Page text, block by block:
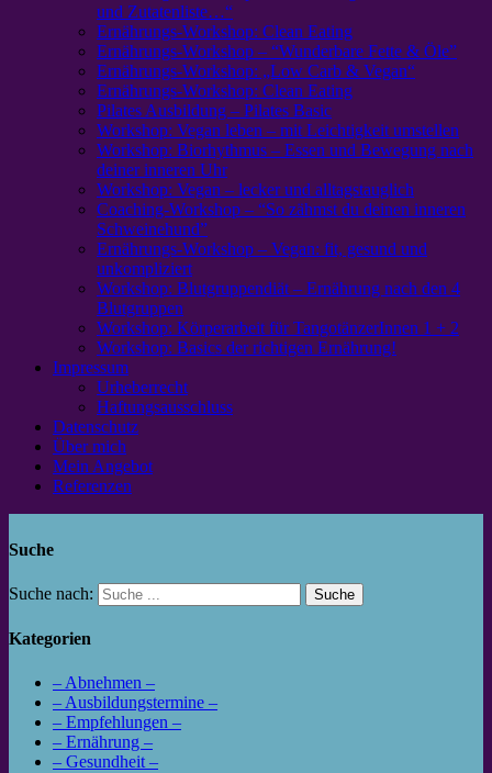
und Zutatenliste…“
Ernährungs-Workshop: Clean Eating
Ernährungs-Workshop – “Wunderbare Fette & Öle”
Ernährungs-Workshop: „Low Carb & Vegan“
Ernährungs-Workshop: Clean Eating
Pilates Ausbildung – Pilates Basic
Workshop: Vegan leben – mit Leichtigkeit umstellen
Workshop: Biorhythmus – Essen und Bewegung nach
deiner inneren Uhr
Workshop: Vegan – lecker und alltagstauglich
Coaching-Workshop – “So zähmst du deinen inneren
Schweinehund”
Ernährungs-Workshop – Vegan: fit, gesund und
unkompliziert
Workshop: Blutgruppendiät – Ernährung nach den 4
Blutgruppen
Workshop: Körperarbeit für TangotänzerInnen 1 + 2
Workshop: Basics der richtigen Ernährung!
Impressum
Urheberrecht
Haftungsausschluss
Datenschutz
Über mich
Mein Angebot
Referenzen
Suche
Suche nach:
Kategorien
– Abnehmen –
– Ausbildungstermine –
– Empfehlungen –
– Ernährung –
– Gesundheit –